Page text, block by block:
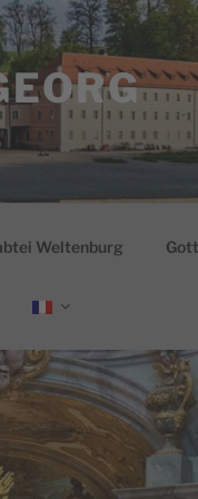
Weltenburg